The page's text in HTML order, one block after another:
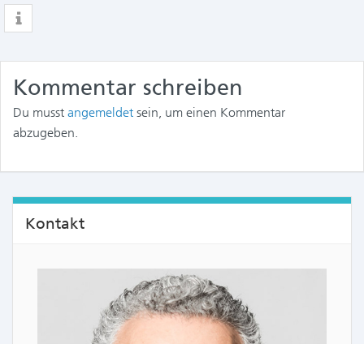
Kommentar schreiben
Du musst angemeldet sein, um einen Kommentar
abzugeben.
Kontakt